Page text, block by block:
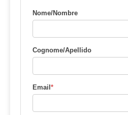
Nome/Nombre
Cognome/Apellido
Email*